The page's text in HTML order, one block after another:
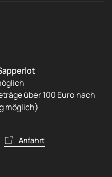
über 100 Euro nach
möglich)
Anfahrt